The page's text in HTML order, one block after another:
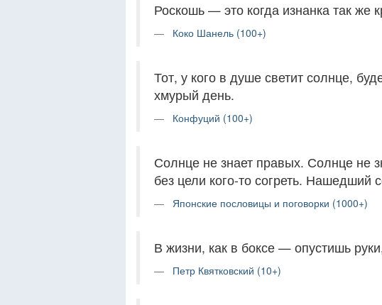
Роскошь — это когда изнанка так же
Коко Шанель (100+)
Тот, у кого в душе светит солнце,
хмурый день.
Конфуций (100+)
Солнце не знает правых. Солнце не
без цели кого-то согреть. Нашедший
Японские пословицы и поговорки (1000+)
В жизни, как в боксе — опустишь
Петр Квятковский (10+)